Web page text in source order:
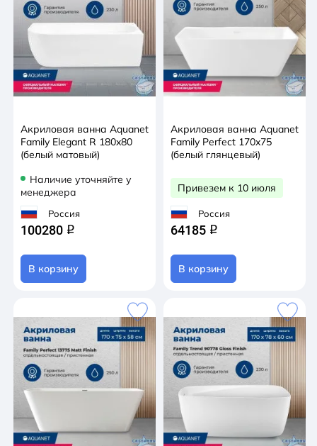
Акриловая ванна Aquanet
Family Elegant R 180x80
(белый матовый)
Наличие уточняйте у
менеджера
Россия
100280 q
В корзину
Акриловая ванна Aquanet
Family Perfect 170x75
(белый глянцевый)
Привезем к 10 июля
Россия
64185 q
В корзину